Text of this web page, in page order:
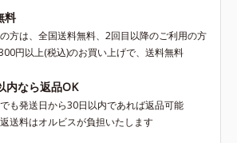
料
方は、全国送料無料、2回目以降のご利用の方
円以上(税込)のお買い上げで、送料無料
内なら返品OK
も発送日から30日以内であれば返品可能
送料はオルビスが負担いたします